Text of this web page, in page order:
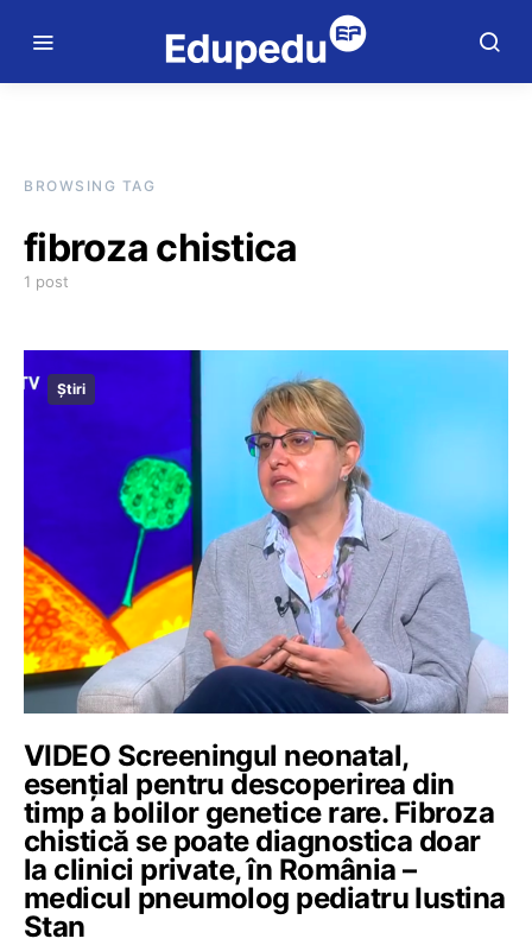
BROWSING TAG
fibroza chistica
1 post
Știri
VIDEO Screeningul neonatal,
esențial pentru descoperirea din
timp a bolilor genetice rare. Fibroza
chistică se poate diagnostica doar
la clinici private, în România –
medicul pneumolog pediatru Iustina
Stan